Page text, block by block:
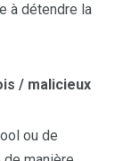
à détendre la
/ malicieux
ou de